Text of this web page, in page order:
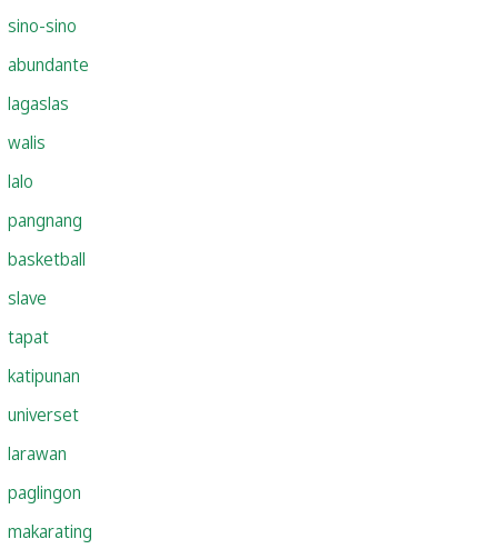
sino-sino
abundante
lagaslas
walis
lalo
pangnang
basketball
slave
tapat
katipunan
universet
larawan
paglingon
makarating